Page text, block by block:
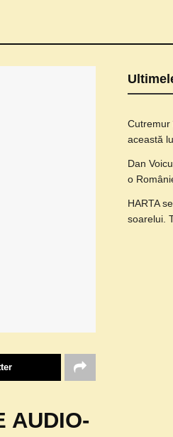
AUDIO-
Cutremur
această
Dan
o
HARTA
soarelui.